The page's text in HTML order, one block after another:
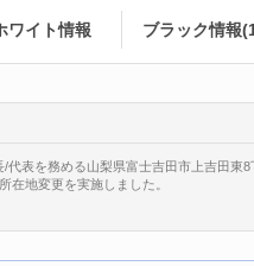
ワイト情報 ブラック情報
表を務める山梨県富士吉田市上吉田東
在地変更を実施しました。